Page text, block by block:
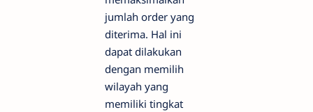
jumlah order yang
diterima. Hal ini
dapat dilakukan
dengan memilih
wilayah yang
memiliki tingkat